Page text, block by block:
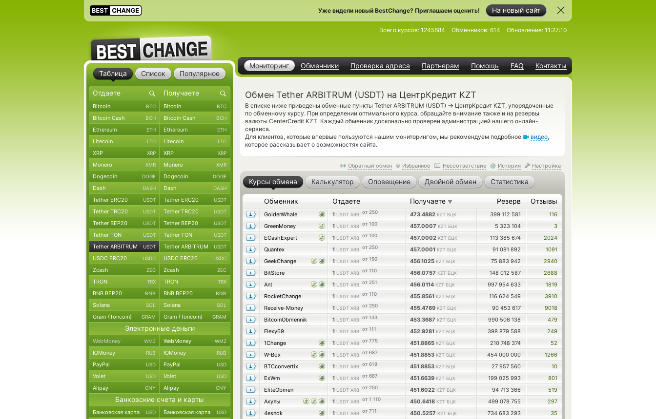
На новый сайт
Уже видели новый BestChange? Приглашаем оценить!
Мониторинг Обменники Проверка адреса Партнерам Помощь FAQ Контакты
Всего курсов: 1245684 Обменников: 614 Обновление: 11:27:10
Обмен Tether ARBITRUM (USDT) на ЦентрКредит KZT
В списке ниже приведены обменные пункты Tether ARBITRUM (USDT) → ЦентрКредит KZT, упорядоченные
по обменному курсу. При определении оптимального курса, обращайте внимание также и на резервы
валюты CenterCredit KZT. Каждый обменник досконально проверен администрацией нашего онлайн-
сервиса.
Для клиентов, которые впервые пользуются нашим мониторингом, мы рекомендуем подробное
видео,
которое рассказывает о возможностях сайта.
Обратный обмен Избранное Несоответствие История Настройка
Курсы обмена Калькулятор Оповещение Двойной обмен Статистика
Обменник Отдаете Получаете ▼ Резерв Отзывы
GoldenWhale 1 USDT ARB от 250 473.4882 KZT БЦК 399 112 581
116
GreenMoney
1 USDT ARB от 100 457.0007 KZT БЦК 5 323 104
3
ECashExpert
1 USDT ARB от 100 457.0002 KZT БЦК 113 385 674
2024
Quantex
1 USDT ARB от 250 457.0001 KZT БЦК 91 081 892
1091
GeekChange
1 USDT ARB от 150 456.1025 KZT БЦК 75 883 942
2940
BitStore
1 USDT ARB от 110 456.0757 KZT БЦК 148 012 587
2688
Ant
1 USDT ARB от 251 456.0114 KZT БЦК 997 954 633
1819
RocketChange
1 USDT ARB от 110 455.8561 KZT БЦК 116 624 549
3910
Receive-Money
1 USDT ARB от 250 455.4769 KZT БЦК 90 453 617
9018
BitcoinObmennik
1 USDT ARB от 133 453.3687 KZT БЦК 990 506 138
479
Flexy69
1 USDT ARB от 111 452.9281 KZT БЦК 398 879 588
249
1Change
1 USDT ARB от 775 451.8865 KZT БЦК 210 748 374
52
W-Box
1 USDT ARB от 687 451.8853 KZT БЦК 454 000 000
1266
BTCconvertix
1 USDT ARB от 619 451.8853 KZT БЦК 27 957 560
10
ExWm
1 USDT ARB от 687 451.6639 KZT БЦК 199 025 993
801
EliteObmen
1 USDT ARB от 250 451.6022 KZT БЦК 94 713 366
519
Акулы
1 USDT ARB от 1 110 450.6418 KZT БЦК 499 078 755
297
4esnok
1 USDT ARB от 711 450.5257 KZT БЦК 734 683 293
35
Таблица Список Популярное
Bitcoin BTC Bitcoin BTC
Bitcoin Cash BCH Bitcoin Cash BCH
Ethereum ETH Ethereum ETH
Litecoin LTC Litecoin LTC
XRP XRP XRP XRP
Monero XMR Monero XMR
Dogecoin DOGE Dogecoin DOGE
Dash DASH Dash DASH
Tether ERC20 USDT Tether ERC20 USDT
Tether TRC20 USDT Tether TRC20 USDT
Tether BEP20 USDT Tether BEP20 USDT
Tether TON USDT Tether TON USDT
Tether ARBITRUM USDT Tether ARBITRUM USDT
USDC ERC20 USDC USDC ERC20 USDC
Zcash ZEC Zcash ZEC
TRON TRX TRON TRX
BNB BEP20 BNB BNB BEP20 BNB
Solana SOL Solana SOL
Gram (Toncoin) GRAM Gram (Toncoin) GRAM
Электронные деньги
WebMoney WMZ WebMoney WMZ
ЮMoney RUB ЮMoney RUB
PayPal USD PayPal USD
Volet USD Volet USD
Alipay CNY Alipay CNY
Банковские счета и карты
Банковская карта USD Банковская карта USD